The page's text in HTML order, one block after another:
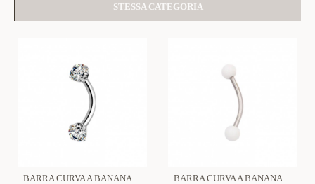
STESSA CATEGORIA
BARRA CURVA A BANANA CON ZIRCONIA - 6621124079846/79839 BARRA CURVA A BANANA SFERA ACRILICO - 6621124079945-79952